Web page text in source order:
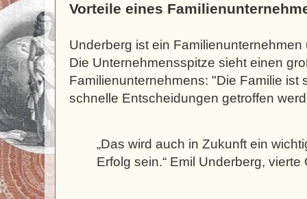
Vorteile eines
Underberg ist ein
Die Unternehmensspitze sieht einen
Familienunternehmens: "Die Familie ist
schnelle Entscheidungen getroffen
„Das wird auch in Zukunft ein
Erfolg sein.“ Emil Underberg, vierte